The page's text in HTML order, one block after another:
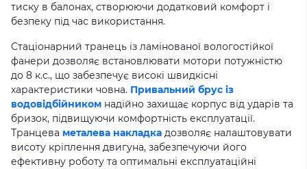
тиску в балонах, створюючи додатковий комфорт і
безпеку під час використання.
Стаціонарний транець із ламінованої вологостійкої
фанери дозволяє встановлювати мотори потужністю
до 8 к.с., що забезпечує високі швидкісні
характеристики човна. Привальний брус із
водовідбійником надійно захищає корпус від ударів та
бризок, підвищуючи комфортність експлуатації.
Транцева металева накладка дозволяє налаштовувати
висоту кріплення двигуна, забезпечуючи його
ефективну роботу та оптимальні експлуатаційні